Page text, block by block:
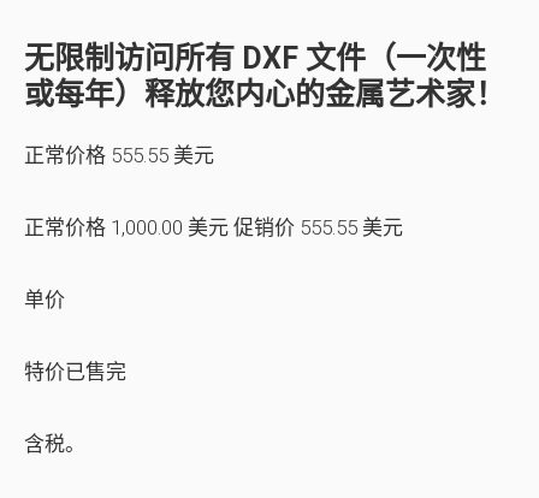
无限制访问所有 DXF 文件（一次性
或每年）释放您内心的金属艺术家！
正常价格 555.55 美元
正常价格 1,000.00 美元 促销价 555.55 美元
单价
特价已售完
含税。